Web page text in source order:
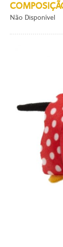
Não Disponível